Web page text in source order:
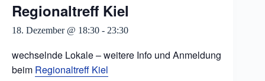
Regionaltreff Kiel
18. Dezember @ 18:30 - 23:30
wechselnde Lokale – weitere Info und Anmeldung
beim Regionaltreff Kiel